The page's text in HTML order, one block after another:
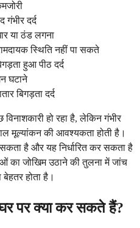
गंभीर दर्द
या ठंड लगना
स्थिति नहीं पा सकते
हुआ पीठ दर्द
घटाने
बिगड़ता दर्द
हो रहा है, लेकिन गंभीर
मूल्यांकन की आवश्यकता होती है।
है और यह निर्धारित कर सकता है
का जोखिम उठाने की तुलना में जांच
होता है।
पर क्या कर सकते हैं?